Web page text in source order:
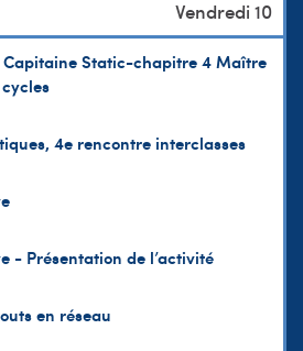
Capitaine Static-chapitre 4 Maître
4e rencontre interclasses
- Présentation de l’activité
en réseau